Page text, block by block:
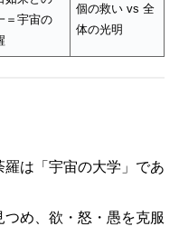
＝宇宙の
個の救い vs 全
体の光明
は「宇宙の大学」であ
め、欲・怒・愚を克服